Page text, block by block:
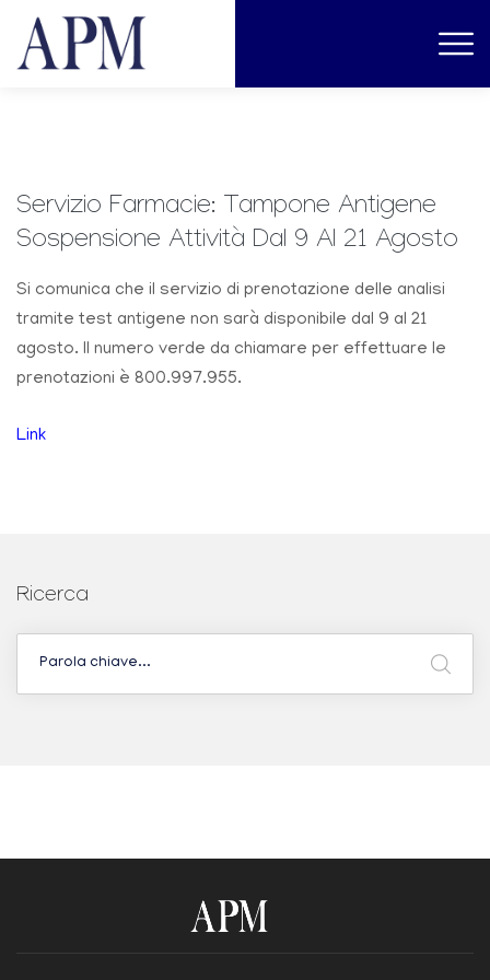
Servizio Farmacie: Tampone Antigene
Sospensione Attività Dal 9 Al 21 Agosto
Si comunica che il servizio di prenotazione delle analisi
tramite test antigene non sarà disponibile dal 9 al 21
agosto. Il numero verde da chiamare per effettuare le
prenotazioni è 800.997.955.
Link
Ricerca